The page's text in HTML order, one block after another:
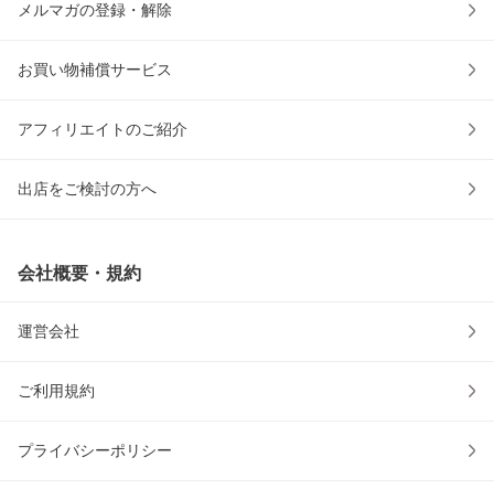
メルマガの登録・解除
お買い物補償サービス
アフィリエイトのご紹介
出店をご検討の方へ
会社概要・規約
運営会社
ご利用規約
プライバシーポリシー